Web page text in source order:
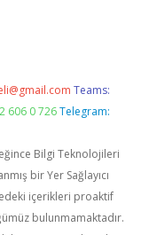
Teams:
606 0 726 Telegram:
Bilgi Teknolojileri
bir Yer Sağlayıcı
içerikleri proaktif
bulunmamaktadır.